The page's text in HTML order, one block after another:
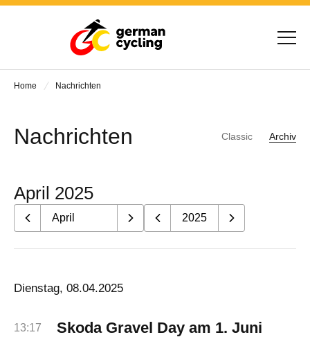
Home Nachrichten
Nachrichten Classic Archiv
April 2025
Dienstag, 08.04.2025
13:17 Skoda Gravel Day am 1. Juni